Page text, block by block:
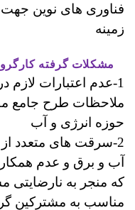
فناوری های نوین جهت
زمینه
مشکلات گرفته
1-عدم اعتبارات
ملاحظات طرح جامع
حوزه انرژی و آب
2-سرقت های متعدد
آب و برق و عدم
که منجر به
مناسب به مشترکین